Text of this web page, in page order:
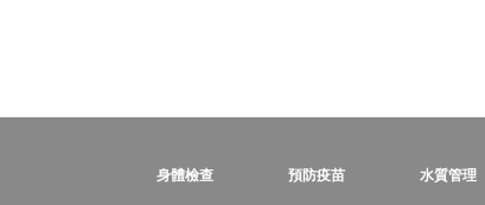
身體檢查 預防疫苗 水質管理